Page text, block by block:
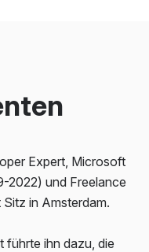
Expert , Microsoft
2022) und Freelance
Sitz in Amsterdam.
führte ihn dazu, die